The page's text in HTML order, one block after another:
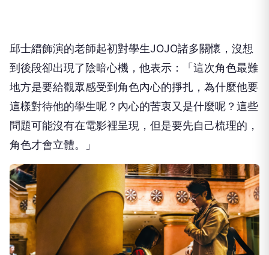
邱士縉飾演的老師起初對學生JOJO諸多關懷， 沒想
到後段卻出現了陰暗心機，他表示：「 這次角色最難
地方是要給觀眾感受到角色內心的掙扎， 為什麼他要
這樣對待他的學生呢？內心的苦衷又是什麼呢？ 這些
問題可能沒有在電影裡呈現，但是要先自己梳理的，
角色才會立體。」